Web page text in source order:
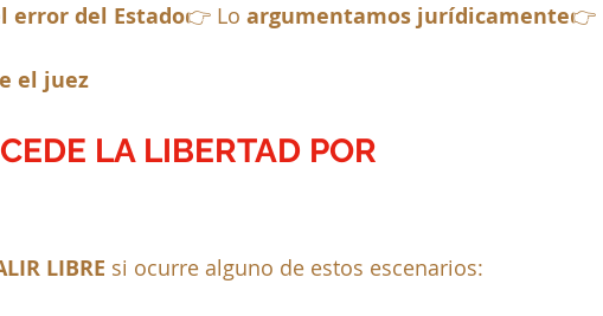
error del Estado👉 Lo argumentamos jurídicamente👉
el juez
LA LIBERTAD POR
LIBRE si ocurre alguno de estos escenarios: